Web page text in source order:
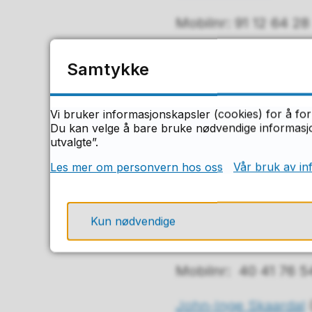
Mobilnr: 91 12 64 28
Marianne Solgård
Mobilnr: 99 58 09
Fagledere:
Hildegunn Moland
Mobilnr: 40 41 76
John-Inge Skaardal
Samtykke
Vi bruker informasjonskapsler (cookies) for å
Du kan velge å bare bruke nødvendige
utvalgte”.
Les mer om personvern hos oss
Vår bruk av
Kun nødvendige